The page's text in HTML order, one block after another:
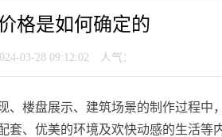
格是如何确定的
03-28 09:12:02 人气：
、楼盘展示、建筑场景的制作过程中
、优美的环境及欢快动感的生活等